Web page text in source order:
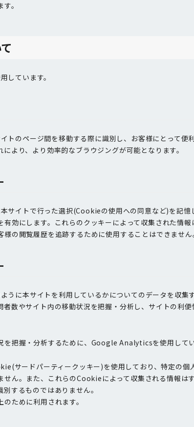
。
しています。
トのページ間を移動する際に識別し、お客様にとって便
より、より効率的なブラウジングが可能となります。
サイトで行った選択(Cookieの使用への同意など)を記憶
効にします。これらのクッキーによって収集された情報
の閲覧履歴を追跡するために使用することはできません
うに本サイトを利用しているかについてのデータを収集
者数やサイト内の移動状況を把握・分析し、サイトの利便
を把握・分析するために、Google Analyticsを使用してい
サードパーティークッキー)を使用しており、特定の個
せん。また、これらのCookieによって収集される情報は
するものではありません。
ために利用されます。